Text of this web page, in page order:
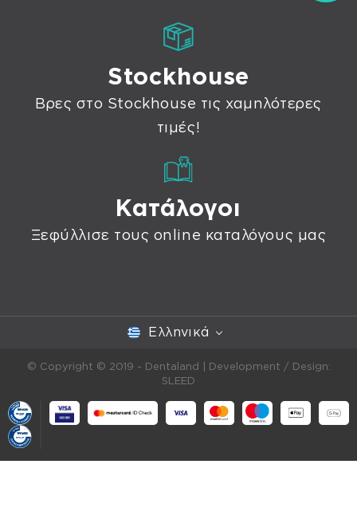
Stockhouse
Βρες στο Stockhouse τις χαμηλότερες
τιμές!
Κατάλογοι
Ξεφύλλισε τους online καταλόγους μας
Ελληνικά
© Copyright © 2019 - Dentaland |
Development / Design:
SLEED